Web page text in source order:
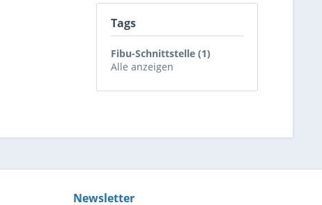
Tags
Fibu-Schnittstelle (1)
Alle anzeigen
Newsletter